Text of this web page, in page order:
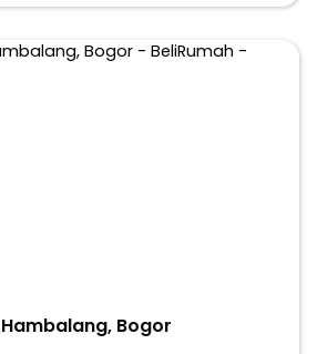
Bogor